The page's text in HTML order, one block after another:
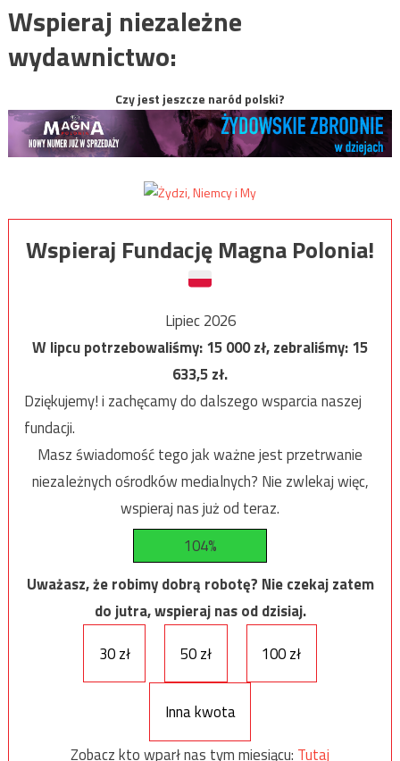
Wspieraj niezależne
wydawnictwo:
Czy jest jeszcze naród polski?
Wspieraj Fundację Magna Polonia!
Lipiec 2026
W lipcu potrzebowaliśmy:15 000zł, zebraliśmy:15
633,5zł.
Dziękujemy! i zachęcamy do dalszego wsparcia naszej
fundacji.
Masz świadomość tego jak ważne jest przetrwanie
niezależnych ośrodków medialnych? Nie zwlekaj więc,
wspieraj nas już od teraz.
104%
Uważasz, że robimy dobrą robotę? Nie czekaj zatem
do jutra, wspieraj nas od dzisiaj.
30 zł
50 zł 100 zł
Inna kwota
Zobacz kto wparł nas tym miesiącu: Tutaj